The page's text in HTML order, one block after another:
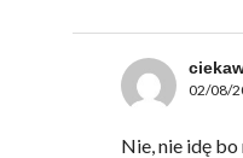
02/08/
Nie, nie idę